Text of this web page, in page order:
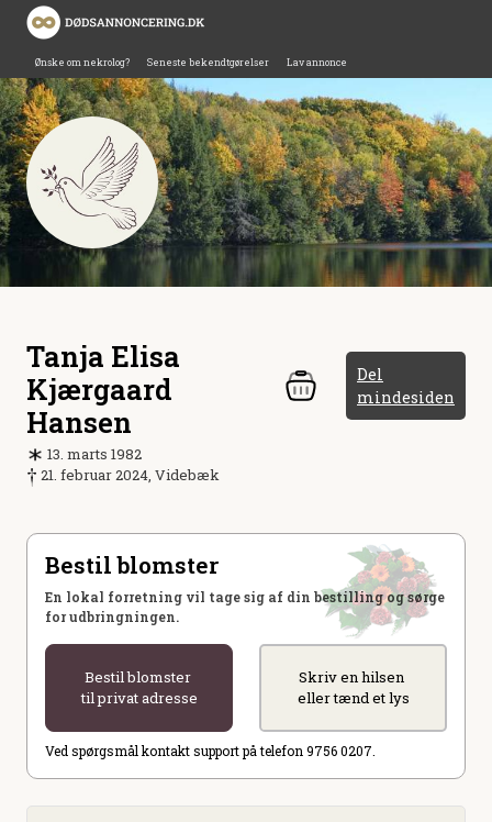
Ønske om nekrolog? Seneste bekendtgørelser Lav annonce
Tanja Elisa
Kjærgaard
Hansen
Del
mindesiden
13. marts 1982
21. februar 2024, Videbæk
Bestil blomster
En lokal forretning vil tage sig af din bestilling og sørge
for udbringningen.
Bestil blomster
til privat adresse
Skriv en hilsen
eller tænd et lys
Ved spørgsmål kontakt support på telefon 9756 0207.